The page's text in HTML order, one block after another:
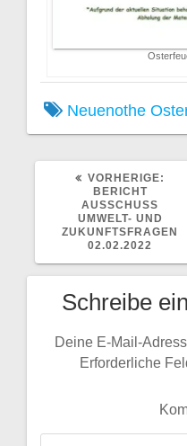
Neuenothe
VORHERIGE:
BERICHT
AUSSCHUSS
UMWELT- UND
ZUKUNFTSFRAGEN
02.02.2022
Schreibe
Deine E-Mail-
Erforderliche